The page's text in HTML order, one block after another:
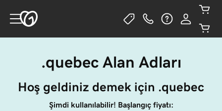
.quebec Alan Adları
Hoş geldiniz demek için .quebec
Şimdi kullanılabilir! Başlangıç fiyatı: